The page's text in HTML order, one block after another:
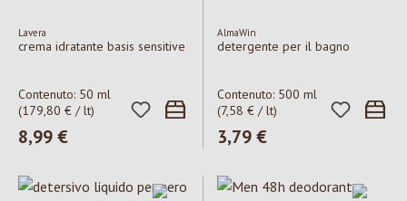
Lavera
crema idratante basis sensitive
Contenuto: 50 ml
(179,80 € / lt)
Prezzo normale:
8,99 €
AlmaWin
detergente per il bagno
Contenuto: 500 ml
(7,58 € / lt)
Prezzo normale:
3,79 €